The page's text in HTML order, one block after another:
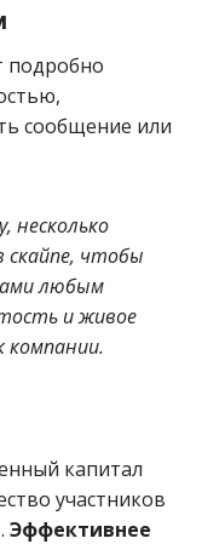
подробно
сообщение или
несколько
скайпе, чтобы
любым
и живое
капитал
участников
Эффективнее